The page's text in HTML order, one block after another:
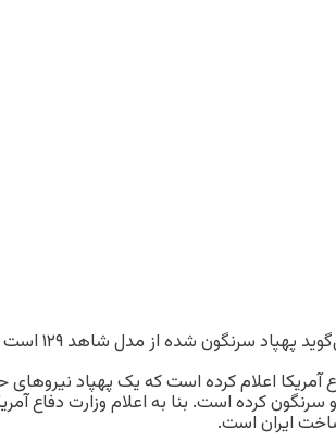
سرنگون شده از مدل شاهد ۱۲۹ است که پهپادی ساخت ایران است
آمریکا اعلام کرده است که یک پهپاد
ایران است.